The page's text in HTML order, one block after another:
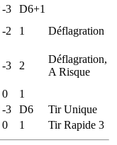
-3
D6+1
-2 1
Déflagration
-3 2
Déflagration,
A Risque
0
1
-3 D6
Tir Unique
0 1 Tir Rapide 3